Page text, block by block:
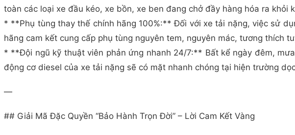
toàn các loại xe đầu kéo, xe bồn, xe ben đang chở đầy hàng hóa ra
* **Phụ tùng thay thế chính hãng 100%:** Đối với xe tải nặng, việc sử
hãng cam kết cung cấp phụ tùng nguyên tem, nguyên mác, tương thích
* **Đội ngũ kỹ thuật viên phản ứng nhanh 24/7:** Bất kể ngày đêm,
động cơ diesel của xe tải nặng sẽ có mặt nhanh chóng tại hiện trường
—
## Giải Mã Đặc Quyền “Bảo Hành Trọn Đời” – Lời Cam Kết Vàng